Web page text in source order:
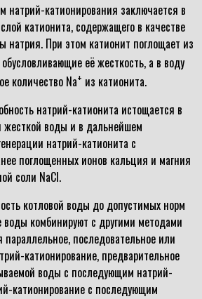
натрий-катионирования заключается в
катионита, содержащего в качестве
натрия. При этом катионит поглощает из
обусловливающие её жесткость, а в воду
количество Na+ из катионита.
натрий-катионита истощается в
жесткой воды и в дальнейшем
натрий-катионита с
поглощенных ионов кальция и магния
соли NaCl.
котловой воды до допустимых норм
воды комбинируют с другими методами
параллельное, последовательное или
катионирование, предварительное
воды с последующим натрий-
катионирование с последующим